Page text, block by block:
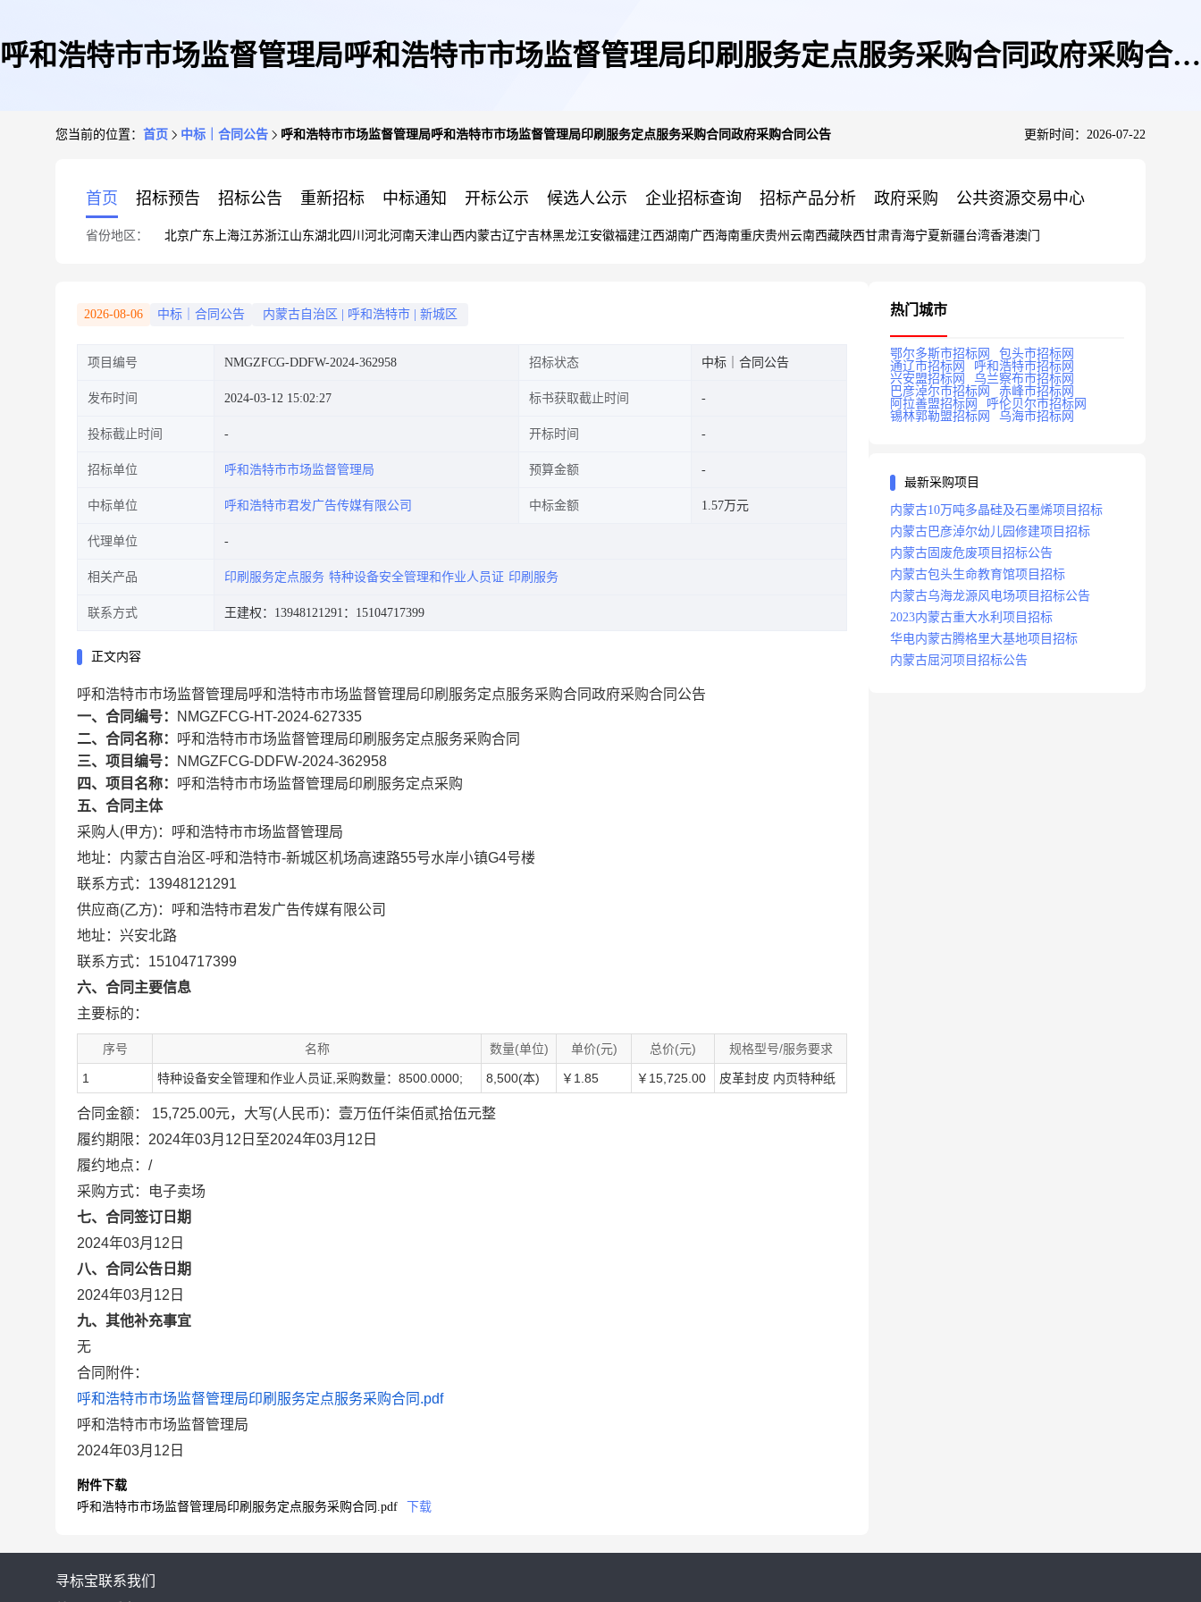
呼和浩特市市场监督管理局呼和浩特市市场监督管理局印刷服务定点服务采购合同政府采购合同
您当前的位置： 首页 中标｜合同公告 呼和浩特市市场监督管理局呼和浩特市市场监督管理局印刷服务定点服务采购合同政府采购合同公告 更新时间：2026-07-22
首页 招标预告 招标公告 重新招标 中标通知 开标公示 候选人公示 企业招标查询 招标产品分析 政府采购 公共资源交易中心
省份地区： 北京广东 上海江苏浙江山东湖北四川 河北河南天津山西内蒙古辽宁吉林黑龙江安徽福建江西湖南广西海南重庆贵州 云南西藏陕西甘肃青海宁夏新疆台湾香港澳门
2026-08-06 中标｜合同公告 内蒙古自治区 呼和浩特市 新城区
项目编号 NMGZFCG-DDFW-2024-362958 招标状态 中标｜合同公告
发布时间 2024-03-12 15:02:27 标书获取截止时间
投标截止时间 开标时间
招标单位 呼和浩特市市场监督管理局 预算金额
中标单位 呼和浩特市君发广告传媒有限公司 中标金额 1.57万元
代理单位
相关产品 印刷服务定点服务 特种设备安全管理和作业人员证 印刷服务
联系方式 王建权：13948121291 ：15104717399
正文内容
呼和浩特市市场监督管理局呼和浩特市市场监督管理局印刷服务定点服务采购合同政府采购合同公告
一、合同编号：
NMGZFCG-HT-2024-627335
二、合同名称：
呼和浩特市市场监督管理局印刷服务定点服务采购合同
三、项目编号：
NMGZFCG-DDFW-2024-362958
四、项目名称：
呼和浩特市市场监督管理局印刷服务定点采购
五、合同主体
采购人(甲方)：呼和浩特市市场监督管理局
地址：内蒙古自治区-呼和浩特市-新城区机场高速路55号水岸小镇G4号楼
联系方式：13948121291
供应商(乙方)：呼和浩特市君发广告传媒有限公司
地址：兴安北路
联系方式：15104717399
六、合同主要信息
主要标的：
序号 名称 数量(单位) 单价(元) 总价(元) 规格型号/服务要求
1 特种设备安全管理和作业人员证,采购数量：8500.0000; 8,500(本) ￥1.85 ￥15,725.00 皮革封皮 内页特种纸
合同金额： 15,725.00元，大写(人民币)：壹万伍仟柒佰贰拾伍元整
履约期限：2024年03月12日至2024年03月12日
履约地点：/
采购方式：电子卖场
七、合同签订日期
2024年03月12日
八、合同公告日期
2024年03月12日
九、其他补充事宜
无
合同附件：
呼和浩特市市场监督管理局印刷服务定点服务采购合同.pdf
呼和浩特市市场监督管理局
2024年03月12日
附件下载
呼和浩特市市场监督管理局印刷服务定点服务采购合同.pdf
下载
热门城市
鄂尔多斯市招标网
包头市招标网
通辽市招标网
呼和浩特市招标网
兴安盟招标网
乌兰察布市招标网
巴彦淖尔市招标网
赤峰市招标网
阿拉善盟招标网
呼伦贝尔市招标网
锡林郭勒盟招标网
乌海市招标网
最新采购项目
内蒙古10万吨多晶硅及石墨烯项目招标
内蒙古巴彦淖尔幼儿园修建项目招标
内蒙古固废危废项目招标公告
内蒙古包头生命教育馆项目招标
内蒙古乌海龙源风电场项目招标公告
2023内蒙古重大水利项目招标
华电内蒙古腾格里大基地项目招标
内蒙古屈河项目招标公告
寻标宝联系我们